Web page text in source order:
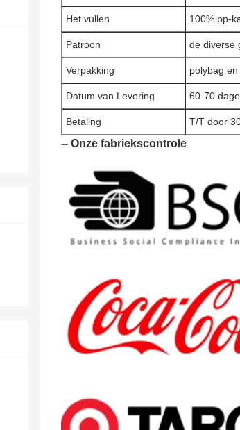
Het vullen 100% pp-
Patroon de diverse
Verpakking polybag
Datum van Levering 60-70
Betaling T/T door
-- Onze fabriekscontrole